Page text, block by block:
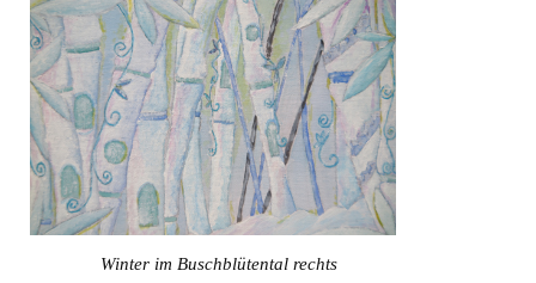
Winter im Buschblütental rechts